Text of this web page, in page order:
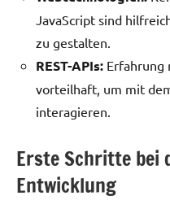
JavaScript sind
zu gestalten.
REST-APIs: Erfahrung
vorteilhaft, um mit
interagieren.
Erste Schritte bei
Entwicklung